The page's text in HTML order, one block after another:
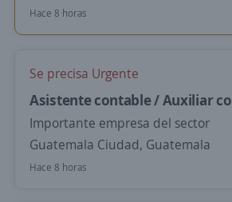
Hace 8 horas
Se precisa Urgente
Asistente contable / Auxiliar
Importante empresa del sector
Guatemala Ciudad, Guatemala
Hace 8 horas